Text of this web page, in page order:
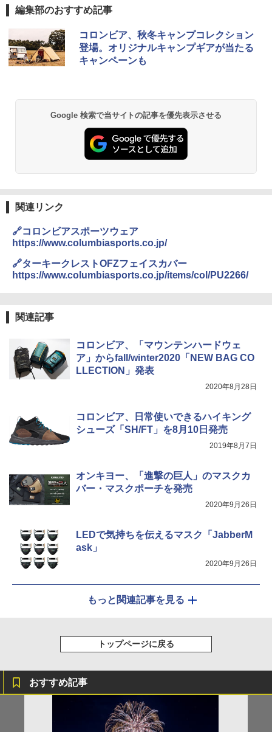
GRANDOOR ステンレス保冷剤 2個セット 2
026リニューアル 急速冷凍 空間倍増 衛生的
コンパクト 保冷力長持ち
-08EX カーキ ソロキャンプ ポリエステル フ
レーム ドーム型 テント
￥14,800
付き ヒグマ・イノシシ対策 自治体・教育機
関の購入実績 登山・キャンプ・アウトドア・
防災用品 長期保存可能 緊急時用 日本国内発
送
￥3,680
き
￥6,459
通気窓付き】収納袋付き UVカット 防水 防災
コンパクト iimono117 (ブルー)
編集部のおすすめ記事
コロンビア、秋冬キャンプコレクション
登場。オリジナルキャンプギアが当たる
キャンペーンも
Google 検索で当サイトの記事を優先表示させる
関連リンク
🔗コロンビアスポーツウェア
https://www.columbiasports.co.jp/
🔗ターキークレストOFZフェイスカバー
https://www.columbiasports.co.jp/items/col/PU2266/
関連記事
コロンビア、「マウンテンハードウェ
ア」からfall/winter2020「NEW BAG CO
LLECTION」発表
2020年8月28日
コロンビア、日常使いできるハイキング
シューズ「SH/FT」を8月10日発売
2019年8月7日
オンキヨー、「進撃の巨人」のマスクカ
バー・マスクポーチを発売
2020年9月26日
LEDで気持ちを伝えるマスク「JabberM
ask」
2020年9月26日
もっと関連記事を見る
トップページに戻る
おすすめ記事